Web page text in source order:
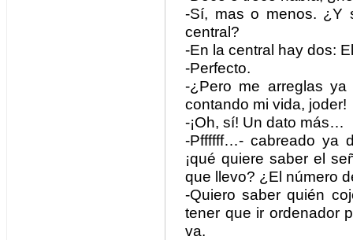
-Sí, mas o menos. ¿Y
central?
-En la central hay dos:
-Perfecto.
-¿Pero me arreglas
contando mi vida, joder!
-¡Oh, sí! Un dato más…
-Pffffff…- cabreado ya
¡qué quiere saber el
que llevo? ¿El número
-Quiero saber quién
tener que ir ordenador
va.